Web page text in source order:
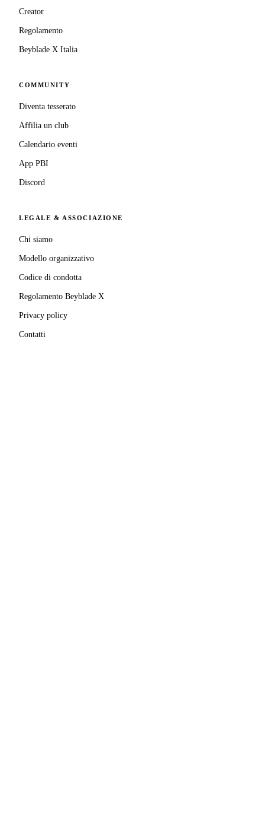
Creator
Regolamento
Beyblade X Italia
COMMUNITY
Diventa tesserato
Affilia un club
Calendario eventi
App PBI
Discord
LEGALE & ASSOCIAZIONE
Chi siamo
Modello organizzativo
Codice di condotta
Regolamento Beyblade X
Privacy policy
Contatti